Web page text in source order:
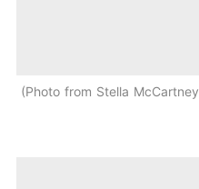
Photo from Stella McCartney